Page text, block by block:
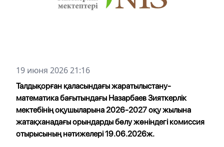
19 июня 2026 21:16
Талдықорған қаласындағы жаратылыстану-
математика бағытындағы Назарбаев Зияткерлік
мектебінің оқушыларына 2026-2027 оқу жылына
жатақханадағы орындарды бөлу жөніндегі комиссия
отырысының нәтижелері 19.06.2026ж.